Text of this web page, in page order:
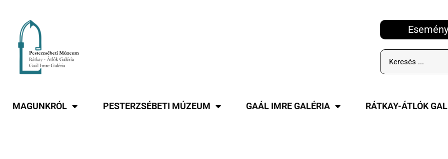
MAGUNKRÓL PESTERZSÉBETI MÚZEUM GAÁL IMRE GALÉRIA RÁTKAY-ÁTLÓK